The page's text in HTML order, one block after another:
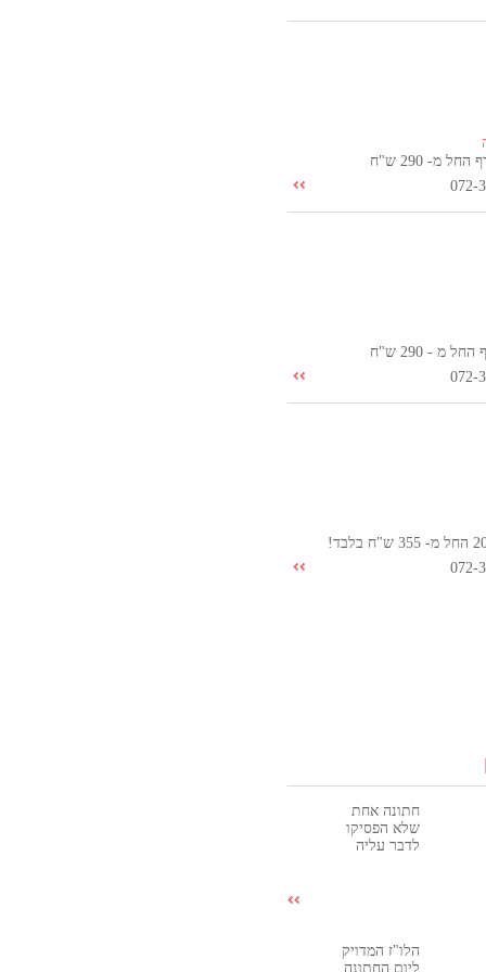
מ- 290 ש"ח
072-
מ - 290 ש"ח
072-
072-
חתונה אחת
שלא הפסיקו
לדבר עליה
הלו"ז המדויק
ליום החתונה